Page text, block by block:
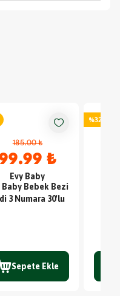
185.00 ₺
₺
Evy Baby
Baby Bebek Bezi
3 Numara 30'lu
Sepete Ekle
%32